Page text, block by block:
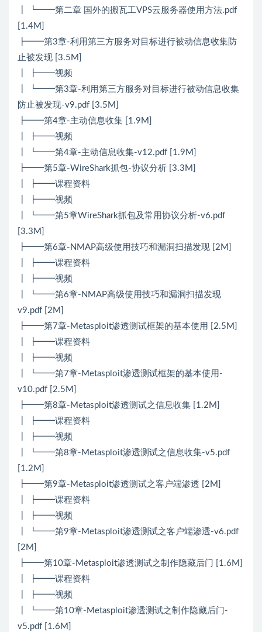
┃ ┗━━第二章 国外的搬瓦工VPS云服务器使用方法.pdf
[1.4M]
┣━━第3章-利用第三方服务对目标进行被动信息收集防
止被发现 [3.5M]
┃ ┣━━视频
┃ ┗━━第3章-利用第三方服务对目标进行被动信息收集
防止被发现-v9.pdf [3.5M]
┣━━第4章-主动信息收集 [1.9M]
┃ ┣━━视频
┃ ┗━━第4章-主动信息收集-v12.pdf [1.9M]
┣━━第5章-WireShark抓包-协议分析 [3.3M]
┃ ┣━━课程资料
┃ ┣━━视频
┃ ┗━━第5章WireShark抓包及常用协议分析-v6.pdf
[3.3M]
┣━━第6章-NMAP高级使用技巧和漏洞扫描发现 [2M]
┃ ┣━━课程资料
┃ ┣━━视频
┃ ┗━━第6章-NMAP高级使用技巧和漏洞扫描发现
v9.pdf [2M]
┣━━第7章-Metasploit渗透测试框架的基本使用 [2.5M]
┃ ┣━━课程资料
┃ ┣━━视频
┃ ┗━━第7章-Metasploit渗透测试框架的基本使用-
v10.pdf [2.5M]
┣━━第8章-Metasploit渗透测试之信息收集 [1.2M]
┃ ┣━━课程资料
┃ ┣━━视频
┃ ┗━━第8章-Metasploit渗透测试之信息收集-v5.pdf
[1.2M]
┣━━第9章-Metasploit渗透测试之客户端渗透 [2M]
┃ ┣━━课程资料
┃ ┣━━视频
┃ ┗━━第9章-Metasploit渗透测试之客户端渗透-v6.pdf
[2M]
┣━━第10章-Metasploit渗透测试之制作隐藏后门 [1.6M]
┃ ┣━━课程资料
┃ ┣━━视频
┃ ┗━━第10章-Metasploit渗透测试之制作隐藏后门-
v5.pdf [1.6M]